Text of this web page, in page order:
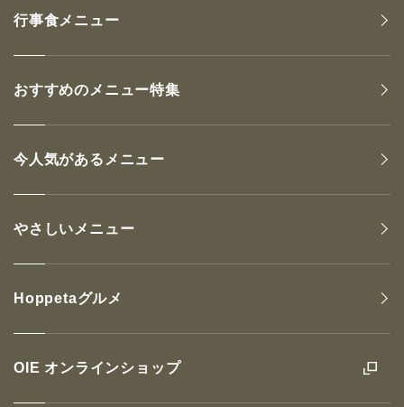
OIE オンラインショップ
行事食メニュー
おすすめのメニュー特集
今人気があるメニュー
やさしいメニュー
Hoppetaグルメ